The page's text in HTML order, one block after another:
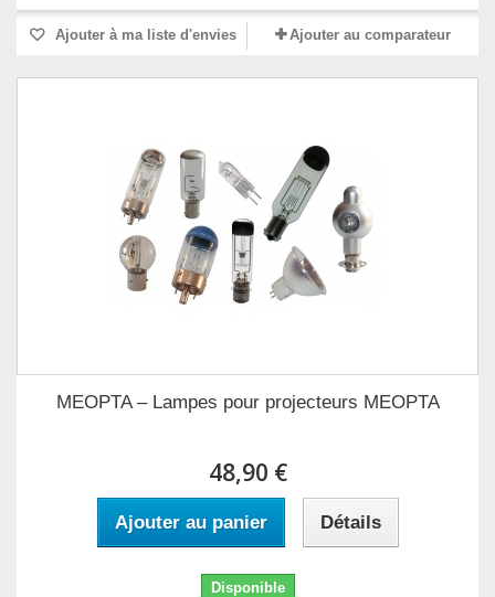
Ajouter à ma liste d'envies Ajouter au comparateur
MEOPTA – Lampes pour projecteurs MEOPTA
48,90 €
Ajouter au panier Détails
Disponible